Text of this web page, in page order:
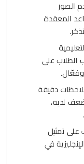
الصور
المعقدة
الطلاب على
دقيقة
لديه،
تمثيل
في